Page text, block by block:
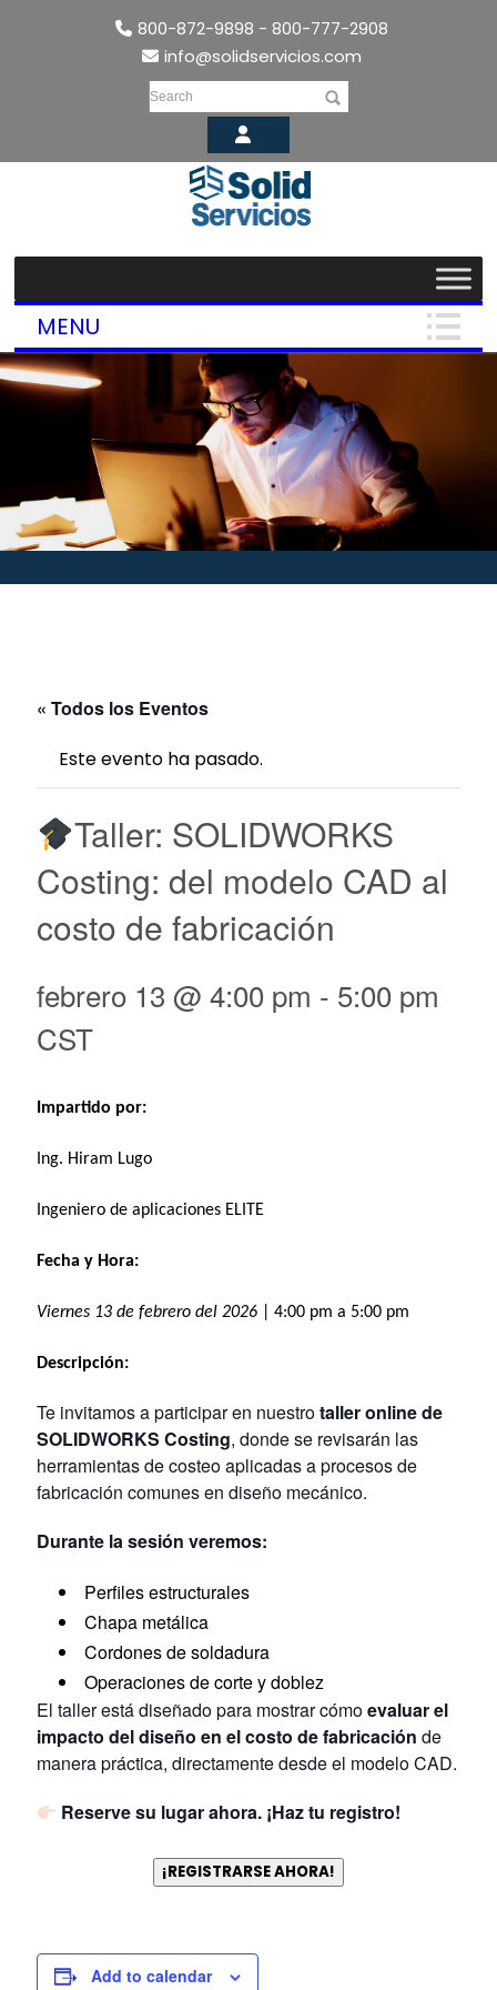
800-872-9898 - 800-777-2908
info@solidservicios.com
Search
MENU
« Todos los Eventos
Este evento ha pasado.
Taller: SOLIDWORKS
Costing: del modelo CAD al
costo de fabricación
febrero 13 @ 4:00 pm - 5:00 pm
CST
Impartido por:
Ing. Hiram Lugo
Ingeniero de aplicaciones ELITE
Fecha y Hora:
Viernes 13 de febrero del 2026 | 4:00 pm a 5:00 pm
Descripción:
Te invitamos a participar en nuestrotaller online de
SOLIDWORKS Costing, donde se revisarán las
herramientas de costeo aplicadas a procesos de
fabricación comunes en diseño mecánico.
Durante la sesión veremos:
Perfiles estructurales
Chapa metálica
Cordones de soldadura
Operaciones de corte y doblez
El taller está diseñado para mostrar cómoevaluar el
impacto del diseño en el costo de fabricación de
manera práctica, directamente desde el modelo CAD.
Reserve su lugar ahora. ¡Haz tu registro!
¡REGISTRARSE AHORA!
Add to calendar